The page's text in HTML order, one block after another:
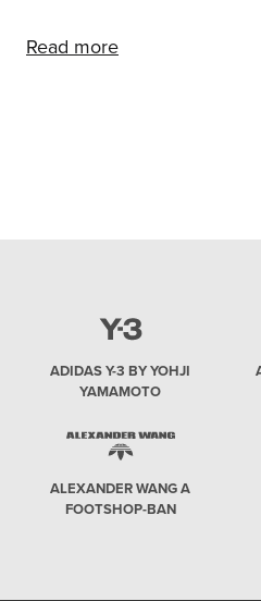
figurája. A jófej nyuszi
Read more
ADIDAS Y-3 BY YOHJI
YAMAMOTO
ALEXANDER WANG A
FOOTSHOP-BAN